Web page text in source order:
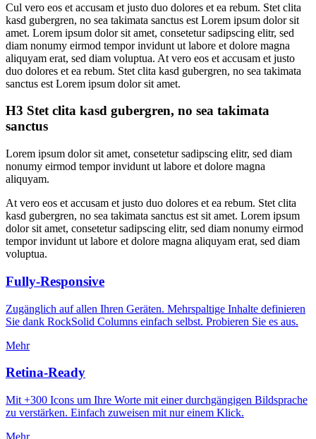
Cul vero eos et accusam et justo duo dolores et ea rebum. Stet clita
kasd gubergren, no sea takimata sanctus est Lorem ipsum dolor sit
amet. Lorem ipsum dolor sit amet, consetetur sadipscing elitr, sed
diam nonumy eirmod tempor invidunt ut labore et dolore magna
aliquyam erat, sed diam voluptua. At vero eos et accusam et justo
duo dolores et ea rebum. Stet clita kasd gubergren, no sea takimata
sanctus est Lorem ipsum dolor sit amet.
H3 Stet clita kasd gubergren, no sea takimata
sanctus
Lorem ipsum dolor sit amet, consetetur sadipscing elitr, sed diam
nonumy eirmod tempor invidunt ut labore et dolore magna
aliquyam.
At vero eos et accusam et justo duo dolores et ea rebum. Stet clita
kasd gubergren, no sea takimata sanctus est sit amet. Lorem ipsum
dolor sit amet, consetetur sadipscing elitr, sed diam nonumy eirmod
tempor invidunt ut labore et dolore magna aliquyam erat, sed diam
voluptua.
Fully-Responsive
Zugänglich auf allen Ihren Geräten. Mehrspaltige Inhalte definieren
Sie dank RockSolid Columns einfach selbst. Probieren Sie es aus.
Mehr
Retina-Ready
Mit +300 Icons um Ihre Worte mit einer durchgängigen Bildsprache
zu verstärken. Einfach zuweisen mit nur einem Klick.
Mehr